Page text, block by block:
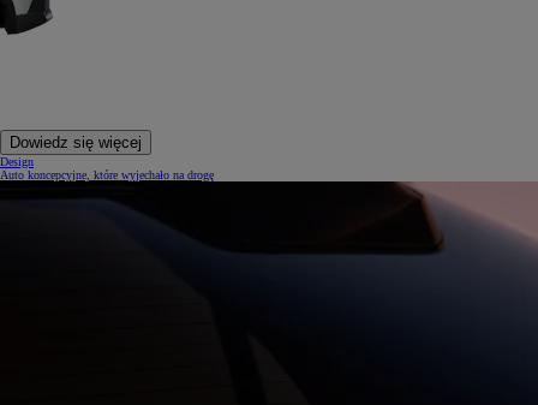
Dowiedz się więcej
Design
Auto koncepcyjne, które wyjechało na drogę